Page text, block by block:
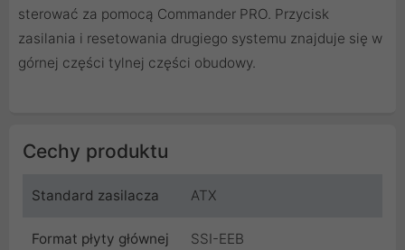
sterować za pomocą Commander PRO. Przycisk
zasilania i resetowania drugiego systemu znajduje się w
górnej części tylnej części obudowy.
Cechy produktu
Standard zasilacza ATX
Format płyty głównej
SSI-EEB